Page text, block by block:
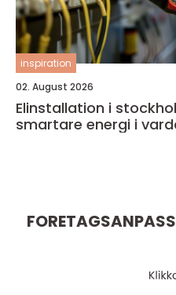
inspiration
02. August 2026
Elinstallation i stockholm trygg el
smartare energi i